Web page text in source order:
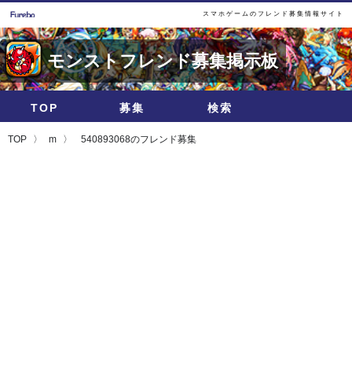
スマホゲームのフレンド募集情報サイト
モンストフレンド募集掲示板
TOP 募集 検索
TOP m 540893068のフレンド募集